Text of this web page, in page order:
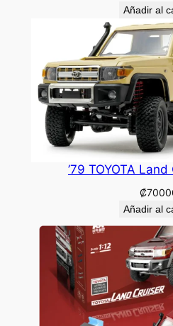
Añadir al
’79 TOYOTA
₡
Añadir al